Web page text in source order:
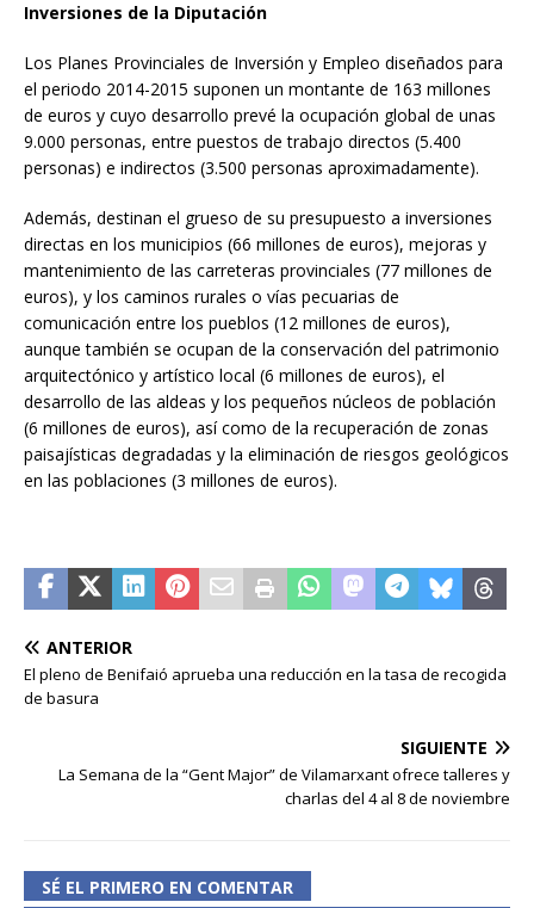
Inversiones de la Diputación
Los Planes Provinciales de Inversión y Empleo diseñados para
el periodo 2014-2015 suponen un montante de 163 millones
de euros y cuyo desarrollo prevé la ocupación global de unas
9.000 personas, entre puestos de trabajo directos (5.400
personas) e indirectos (3.500 personas aproximadamente).
Además, destinan el grueso de su presupuesto a inversiones
directas en los municipios (66 millones de euros), mejoras y
mantenimiento de las carreteras provinciales (77 millones de
euros), y los caminos rurales o vías pecuarias de
comunicación entre los pueblos (12 millones de euros),
aunque también se ocupan de la conservación del patrimonio
arquitectónico y artístico local (6 millones de euros), el
desarrollo de las aldeas y los pequeños núcleos de población
(6 millones de euros), así como de la recuperación de zonas
paisajísticas degradadas y la eliminación de riesgos geológicos
en las poblaciones (3 millones de euros).
ANTERIOR
El pleno de Benifaió aprueba una reducción en la tasa de recogida
de basura
SIGUIENTE
La Semana de la “Gent Major” de Vilamarxant ofrece talleres y
charlas del 4 al 8 de noviembre
SÉ EL PRIMERO EN COMENTAR